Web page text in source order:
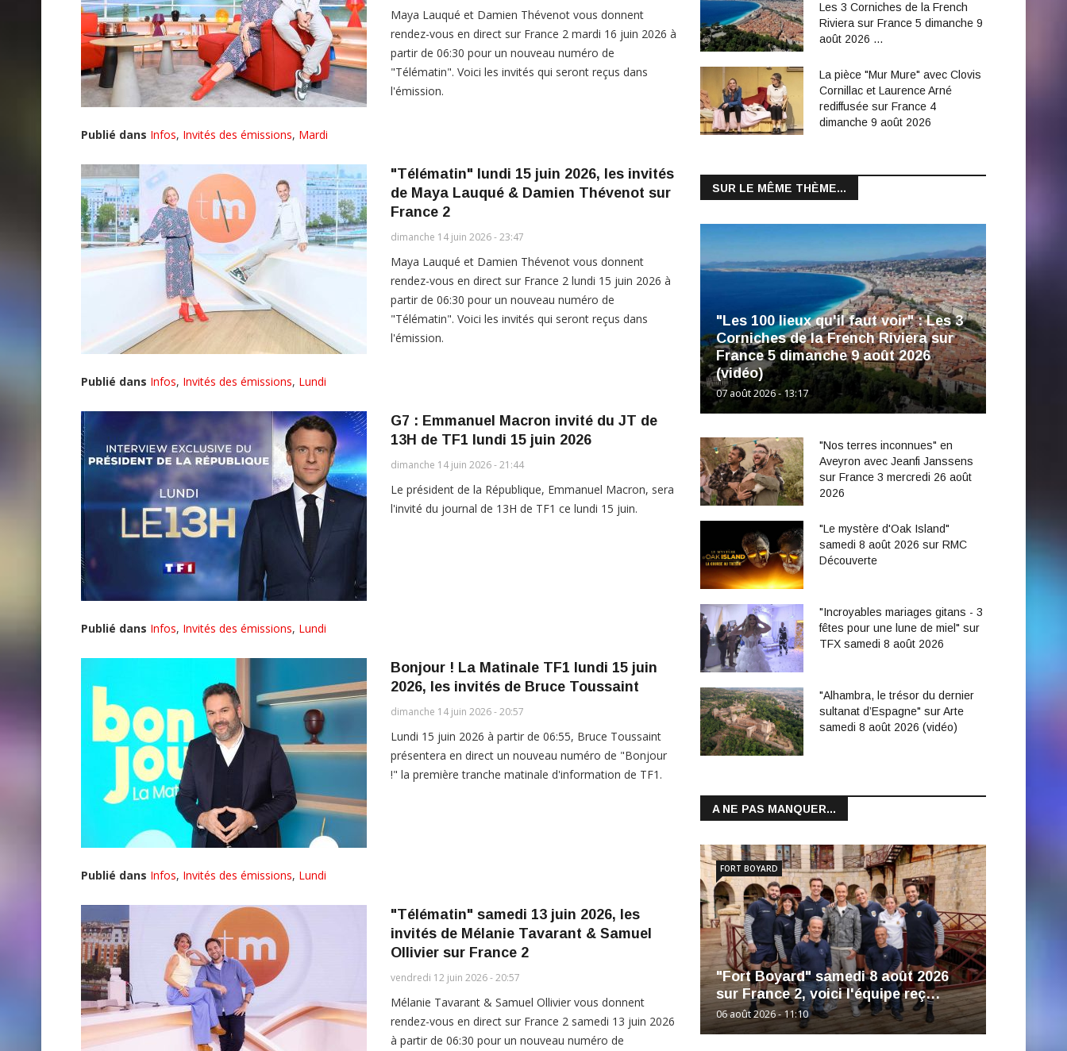
Maya Lauqué et Damien Thévenot vous donnent
rendez-vous en direct sur France 2 mardi 16 juin 2026 à
partir de 06:30 pour un nouveau numéro de
"Télématin". Voici les invités qui seront reçus dans
l'émission.
Publié dans Infos, Invités des émissions, Mardi
"Télématin" lundi 15 juin 2026, les invités
de Maya Lauqué & Damien Thévenot sur
France 2
dimanche 14 juin 2026 - 23:47
Maya Lauqué et Damien Thévenot vous donnent
rendez-vous en direct sur France 2 lundi 15 juin 2026 à
partir de 06:30 pour un nouveau numéro de
"Télématin". Voici les invités qui seront reçus dans
l'émission.
Publié dans Infos, Invités des émissions, Lundi
G7 : Emmanuel Macron invité du JT de
13H de TF1 lundi 15 juin 2026
dimanche 14 juin 2026 - 21:44
Le président de la République, Emmanuel Macron, sera
l'invité du journal de 13H de TF1 ce lundi 15 juin.
Publié dans Infos, Invités des émissions, Lundi
Bonjour ! La Matinale TF1 lundi 15 juin
2026, les invités de Bruce Toussaint
dimanche 14 juin 2026 - 20:57
Lundi 15 juin 2026 à partir de 06:55, Bruce Toussaint
présentera en direct un nouveau numéro de "Bonjour
!" la première tranche matinale d'information de TF1.
Publié dans Infos, Invités des émissions, Lundi
"Télématin" samedi 13 juin 2026, les
invités de Mélanie Tavarant & Samuel
Ollivier sur France 2
vendredi 12 juin 2026 - 20:57
Mélanie Tavarant & Samuel Ollivier vous donnent
rendez-vous en direct sur France 2 samedi 13 juin 2026
à partir de 06:30 pour un nouveau numéro de
Les 3 Corniches de la French
Riviera sur France 5 dimanche 9
août 2026 …
La pièce "Mur Mure" avec Clovis
Cornillac et Laurence Arné
rediffusée sur France 4
dimanche 9 août 2026
SUR LE MÊME THÈME...
"Les 100 lieux qu'il faut voir" : Les 3
Corniches de la French Riviera sur
France 5 dimanche 9 août 2026
(vidéo)
07 août 2026 - 13:17
"Nos terres inconnues" en
Aveyron avec Jeanfi Janssens
sur France 3 mercredi 26 août
2026
"Le mystère d'Oak Island"
samedi 8 août 2026 sur RMC
Découverte
"Incroyables mariages gitans - 3
fêtes pour une lune de miel" sur
TFX samedi 8 août 2026
"Alhambra, le trésor du dernier
sultanat d’Espagne" sur Arte
samedi 8 août 2026 (vidéo)
A NE PAS MANQUER...
"Fort Boyard" samedi 8 août 2026
sur France 2, voici l'équipe reç…
06 août 2026 - 11:10
FORT BOYARD